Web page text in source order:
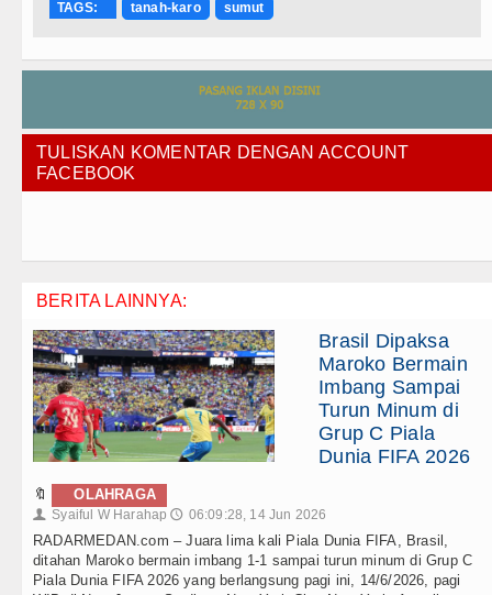
TAGS:
tanah-karo sumut
TULISKAN KOMENTAR DENGAN ACCOUNT
FACEBOOK
BERITA LAINNYA:
Brasil Dipaksa
Maroko Bermain
Imbang Sampai
Turun Minum di
Grup C Piala
Dunia FIFA 2026
🔖 OLAHRAGA
👤 Syaiful W Harahap 🕔 06:09:28, 14 Jun 2026
RADARMEDAN.com – Juara lima kali Piala Dunia FIFA, Brasil,
ditahan Maroko bermain imbang 1-1 sampai turun minum di Grup C
Piala Dunia FIFA 2026 yang berlangsung pagi ini, 14/6/2026, pagi